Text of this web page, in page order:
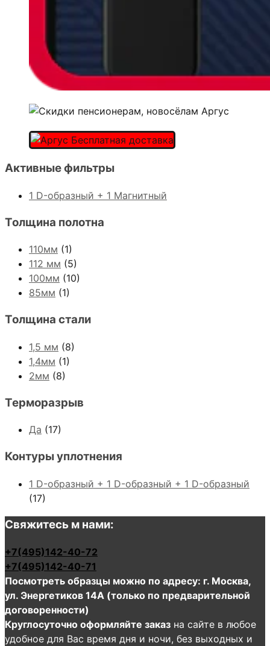
Активные фильтры
1 D-образный + 1 Магнитный
Толщина полотна
110мм (1)
112 мм (5)
100мм (10)
85мм (1)
Толщина стали
1,5 мм (8)
1,4мм (1)
2мм (8)
Терморазрыв
Да (17)
Контуры уплотнения
1 D-образный + 1 D-образный + 1 D-образный
(17)
Свяжитесь м нами:
+7(495)142-40-72
+7(495)142-40-71
Посмотреть образцы можно по адресу: г. Москва,
ул. Энергетиков 14А (только по предварительной
договоренности)
Круглосуточно оформляйте заказ на сайте в любое
удобное для Вас время дня и ночи, без выходных и